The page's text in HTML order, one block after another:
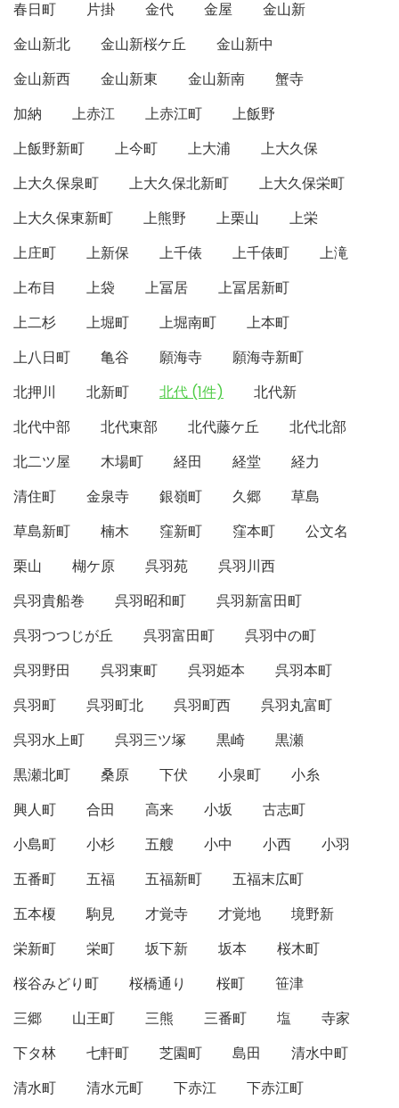
春日町 片掛 金代 金屋
金山新
金山新北
金山新桜ケ丘
金山新中
金山新西
金山新東 金山新南
蟹寺
加納
上赤江 上赤江町
上飯野
上飯野新町
上今町 上大浦
上大久保
上大久保泉町
上大久保北新町
上大久保栄町
上大久保東新町
上熊野 上栗山
上栄
上庄町
上新保 上千俵 上千俵町
上滝
上布目
上袋 上冨居
上冨居新町
上二杉
上堀町 上堀南町
上本町
上八日町
亀谷 願海寺
願海寺新町
北押川
北新町 北代 (1件)
北代新
北代中部
北代東部 北代藤ケ丘
北代北部
北二ツ屋
木場町 経田 経堂
経力
清住町
金泉寺 銀嶺町 久郷
草島
草島新町
楠木 窪新町 窪本町
公文名
栗山
楜ケ原 呉羽苑
呉羽川西
呉羽貴船巻
呉羽昭和町
呉羽新富田町
呉羽つつじが丘
呉羽富田町
呉羽中の町
呉羽野田
呉羽東町 呉羽姫本
呉羽本町
呉羽町
呉羽町北 呉羽町西
呉羽丸富町
呉羽水上町
呉羽三ツ塚 黒崎
黒瀬
黒瀬北町
桑原 下伏 小泉町
小糸
興人町
合田 高来 小坂
古志町
小島町
小杉 五艘 小中 小西
小羽
五番町
五福 五福新町
五福末広町
五本榎
駒見 才覚寺 才覚地
境野新
栄新町
栄町 坂下新 坂本
桜木町
桜谷みどり町
桜橋通り 桜町
笹津
三郷
山王町 三熊 三番町 塩
寺家
下タ林
七軒町 芝園町 島田
清水中町
清水町
清水元町 下赤江
下赤江町